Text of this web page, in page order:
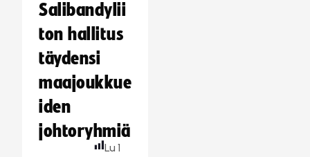
Salibandylii
ton hallitus
täydensi
maajoukkue
iden
johtoryhmiä
Lu 1